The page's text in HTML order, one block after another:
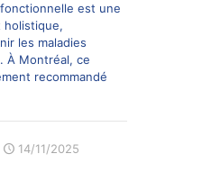
fonctionnelle est une
holistique,
les maladies
À Montréal, ce
recommandé
14/11/2025